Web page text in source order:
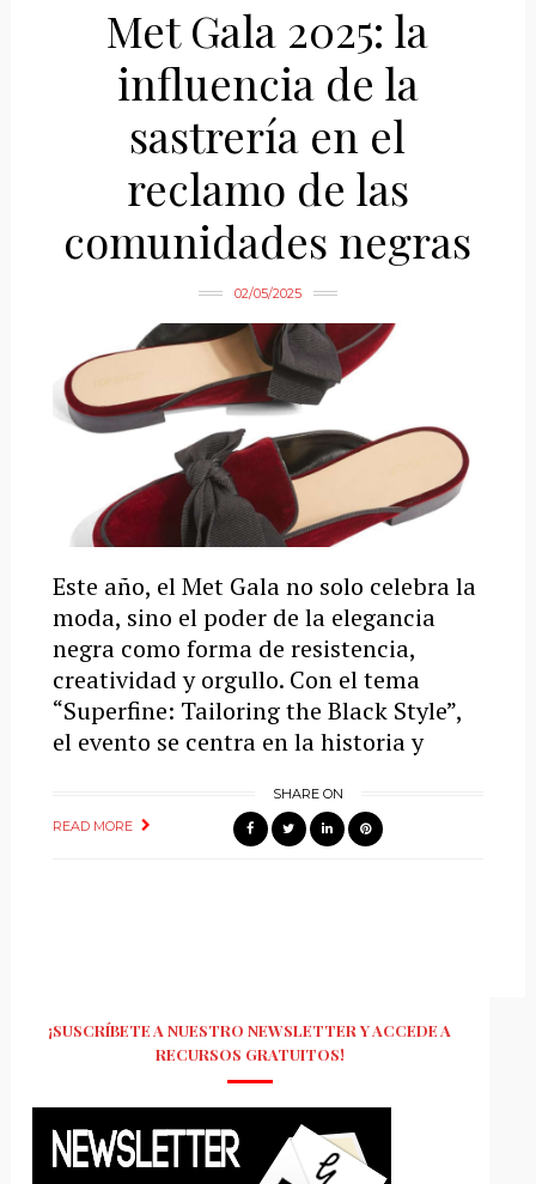
Met Gala 2025: la
influencia de la
sastrería en el
reclamo de las
comunidades negras
02/05/2025
Este año, el Met Gala no solo celebra la
moda, sino el poder de la elegancia
negra como forma de resistencia,
creatividad y orgullo. Con el tema
“Superfine: Tailoring the Black Style”,
el evento se centra en la historia y
READ MORE
SHARE ON
¡SUSCRÍBETE A NUESTRO NEWSLETTER Y ACCEDE A
RECURSOS GRATUITOS!